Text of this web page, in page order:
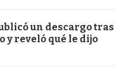
un descargo tras
y reveló qué le dijo